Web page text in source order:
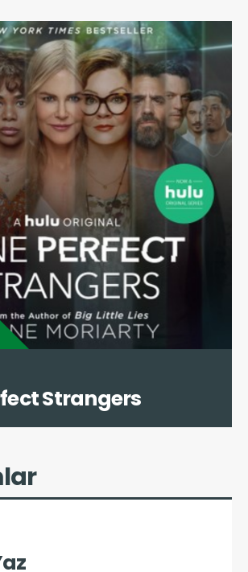
Strangers